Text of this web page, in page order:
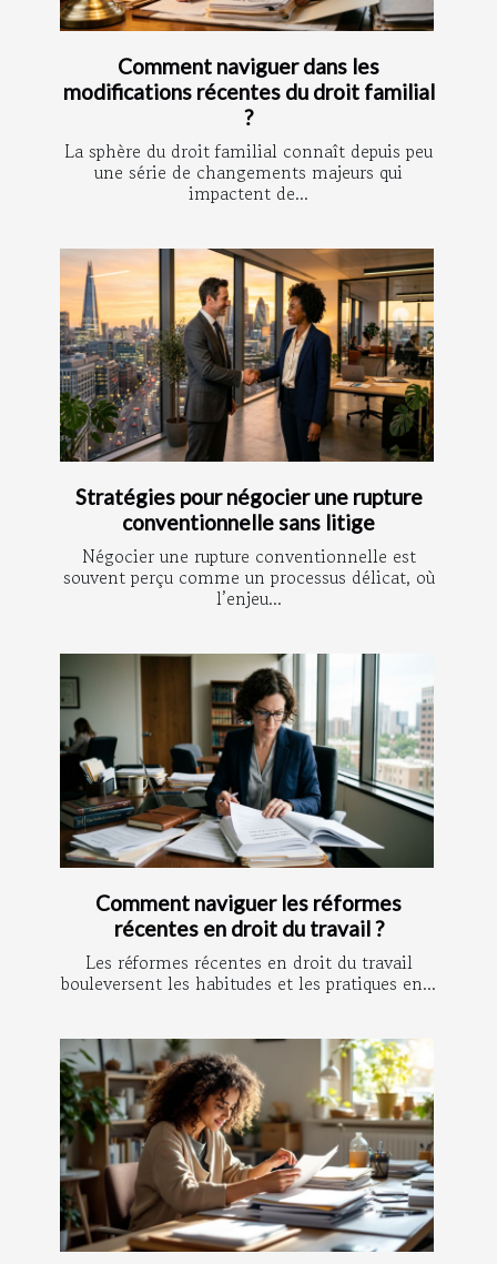
Comment naviguer dans les
modifications récentes du droit familial
?
La sphère du droit familial connaît depuis peu
une série de changements majeurs qui
impactent de...
Stratégies pour négocier une rupture
conventionnelle sans litige
Négocier une rupture conventionnelle est
souvent perçu comme un processus délicat, où
l’enjeu...
Comment naviguer les réformes
récentes en droit du travail ?
Les réformes récentes en droit du travail
bouleversent les habitudes et les pratiques en...